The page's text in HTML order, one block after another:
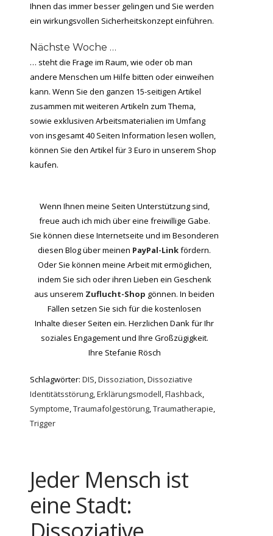
Ihnen das immer besser gelingen und Sie werden
ein wirkungsvollen Sicherheitskonzept einführen.
Nächste Woche …
… steht die Frage im Raum, wie oder ob man
andere Menschen um Hilfe bitten oder einweihen
kann. Wenn Sie den ganzen 15-seitigen Artikel
zusammen mit weiteren Artikeln zum Thema,
sowie exklusiven Arbeitsmaterialien im Umfang
von insgesamt 40 Seiten Information lesen wollen,
können Sie den Artikel für 3 Euro in unserem Shop
kaufen.
Wenn Ihnen meine Seiten Unterstützung sind,
freue auch ich mich über eine freiwillige Gabe.
Sie können diese Internetseite und im Besonderen
diesen Blog über meinen PayPal-Linkfördern.
Oder Sie können meine Arbeit mit ermöglichen,
indem Sie sich oder ihren Lieben ein Geschenk
aus unserem Zuflucht-Shop gönnen. In beiden
Fällen setzen Sie sich für die kostenlosen
Inhalte dieser Seiten ein. Herzlichen Dank für Ihr
soziales Engagement und Ihre Großzügigkeit.
Ihre Stefanie Rösch
Schlagwörter: DIS,Dissoziation,Dissoziative
Identitätsstörung,Erklärungsmodell,Flashback,
Symptome,Traumafolgestörung,Traumatherapie,
Trigger
Jeder Mensch ist
eine Stadt: